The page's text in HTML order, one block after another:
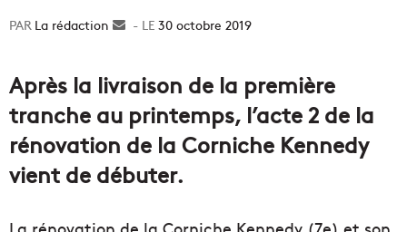
La rédaction
Envoyer30 octobre 2019
Après la livraison de la première
tranche au printemps, l’acte 2 de la
rénovation de la Corniche Kennedy
vient de débuter.